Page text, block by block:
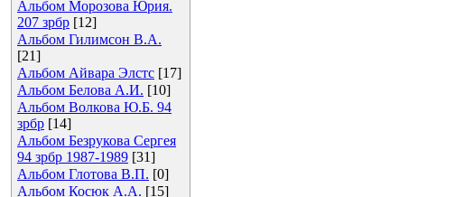
Альбом Морозова Юрия.
207 зрбр [12]
Альбом Гилимсон В.А.
[21]
Альбом Айвара Элстс [17]
Альбом Белова А.И. [10]
Альбом Волкова Ю.Б. 94
зрбр [14]
Альбом Безрукова Сергея
94 зрбр 1987-1989 [31]
Альбом Глотова В.П. [0]
Альбом Косюк А.А. [15]